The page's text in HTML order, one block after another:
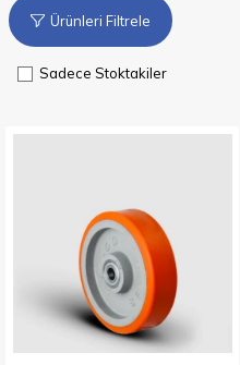
Ürünleri Filtrele
Sadece Stoktakiler